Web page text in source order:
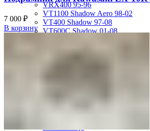
VRX400 95-96
VT1100 Shadow Aero 98-02
VT400 Shadow 97-08
VT600C Shadow 01-08
ER-6F Ninja650R 06-08
7 000 ₽
В корзину